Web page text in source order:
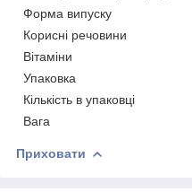
Форма випуску
Корисні речовини
Вітаміни
Упаковка
Кількість в упаковці
Вага
Приховати